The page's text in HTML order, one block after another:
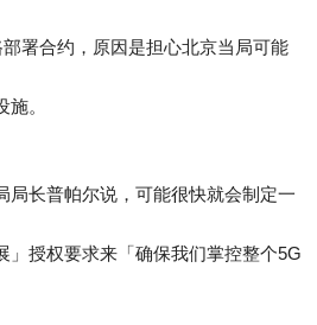
署合约，原因是担心北京当局可能
。
局长普帕尔说，可能很快就会制定一
」授权要求来「确保我们掌控整个5G